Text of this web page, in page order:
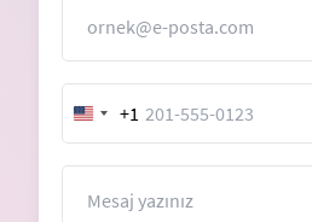
United
States
+1